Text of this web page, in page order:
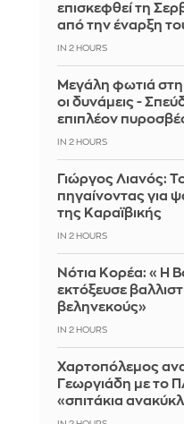
επισκεφθεί τη
από την έναρξη
IN 2 HOURS
Μεγάλη φωτιά
οι δυνάμεις -
επιπλέον
IN 2 HOURS
Γιώργος Λιανός:
πηγαίνοντας για
της Καραϊβικής
IN 2 HOURS
Νότια Κορέα: «Η
εκτόξευσε
βεληνεκούς»
IN 2 HOURS
Χαρτοπόλεμος
Γεωργιάδη με το
«σπιτάκια